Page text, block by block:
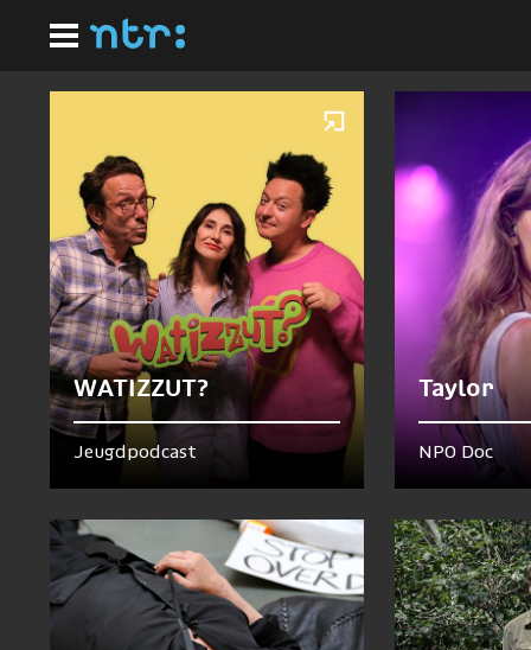
hoofdinhoud
Homepagina
Nu te zien en te horen
WATIZZUT?
Jeugdpodcast
Taylor
NPO Doc